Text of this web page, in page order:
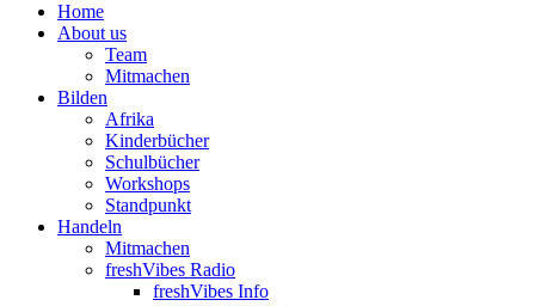
Home
About us
Team
Mitmachen
Bilden
Afrika
Kinderbücher
Schulbücher
Workshops
Standpunkt
Handeln
Mitmachen
freshVibes Radio
freshVibes Info